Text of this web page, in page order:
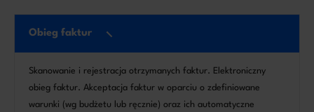
Obieg faktur
Skanowanie i rejestracja otrzymanych faktur. Elektroniczny
obieg faktur. Akceptacja faktur w oparciu o zdefiniowane
warunki (wg budżetu lub ręcznie) oraz ich automatyczne